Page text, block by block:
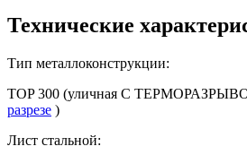
Технические
Тип металлоконструкции:
TOP 300 (уличная С
разрезе )
Лист стальной: